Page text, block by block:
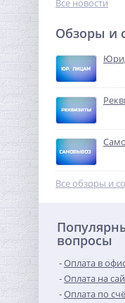
клапан 1/2
для
1
Все новости
Обзоры и
Все обзоры и
вопросы
Оплата в
Оплата на
Оплата по